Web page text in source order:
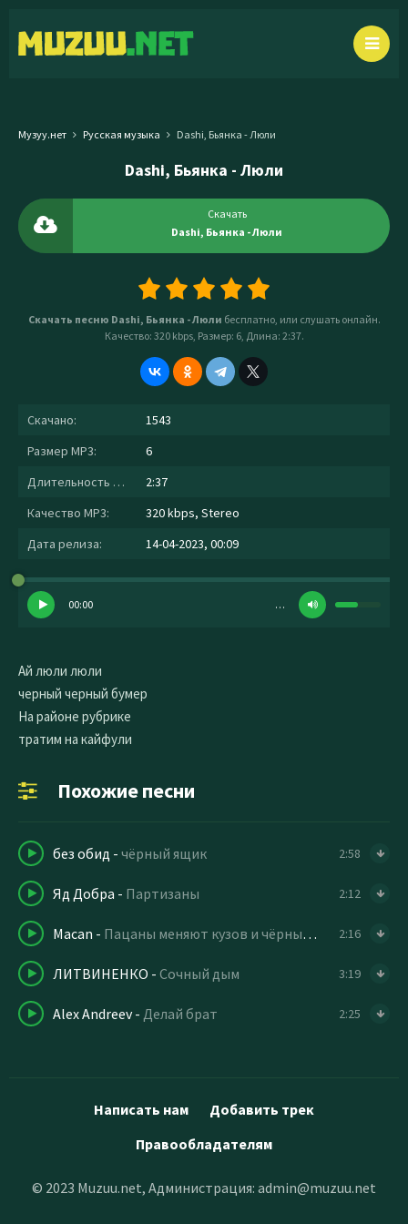
Музуу.нет Русская музыка Dashi, Бьянка - Люли
Dashi, Бьянка - Люли
Скачать
Dashi, Бьянка - Люли
Скачать песню Dashi, Бьянка - Люли бесплатно, или слушать онлайн.
Качество: 320 kbps, Размер: 6, Длина: 2:37.
Скачано:
1543
Размер MP3:
6
Длительность MP3:
2:37
Качество MP3:
320 kbps, Stereo
Дата релиза:
14-04-2023, 00:09
00:00 …
Ай люли люли
черный черный бумер
На районе рубрике
тратим на кайфули
Похожие песни
без обид - чёрный ящик 2:58
Яд Добра - Партизаны 2:12
Macan - Пацаны меняют кузов и чёрный БМВ 2:16
ЛИТВИНЕНКО - Сочный дым 3:19
Alex Andreev- Делай брат 2:25
Написать нам
Добавить трек
Правообладателям
© 2023 Muzuu.net, Администрация: admin@muzuu.net